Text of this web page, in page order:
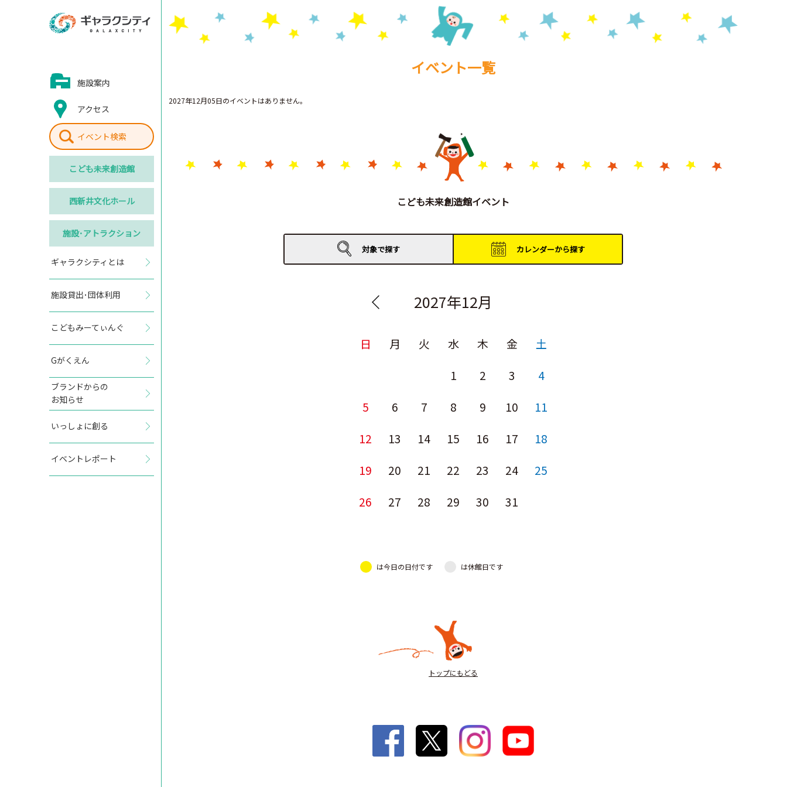
施設案内
アクセス
イベント検索
こども未来創造館
西新井文化ホール
施設･アトラクション
ギャラクシティとは
施設貸出･団体利用
こどもみーてぃんぐ
Gがくえん
ブランドからの
お知らせ
いっしょに創る
イベントレポート
イベント一覧
2027年12月05日のイベントはありません。
こども未来創造館イベント
対象で探す カレンダーから探す
2027年11月
月 火 水 木
1
2 3 4
8 9 10 11
2027年12月
日 月 火 水 木 金
土
1
2 3
4
5
6 7 8 9 10
11
12
13 14 15 16 17
18
19
20 21 22 23 24
25
26
27 28 29 30 31
は今日の日付です は休館日です
トップにもどる